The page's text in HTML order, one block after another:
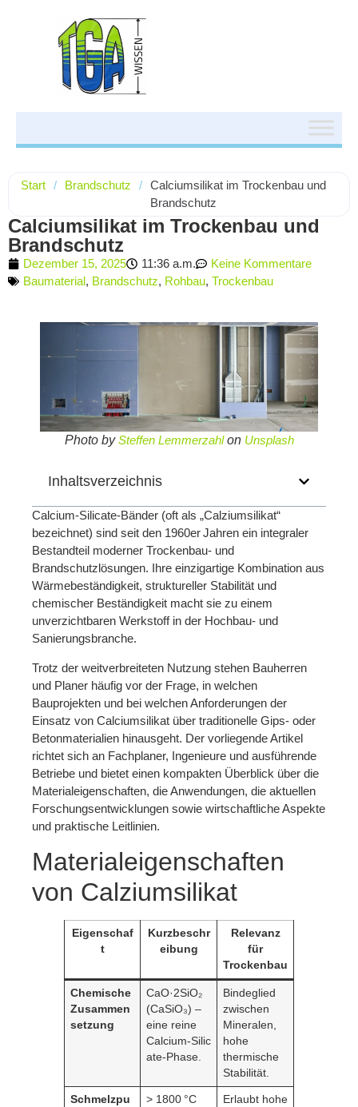
Start / Brandschutz / Calciumsilikat im Trockenbau und
Brandschutz
Calciumsilikat im Trockenbau und
Brandschutz
Dezember 15, 2025 11:36 a.m.
Keine Kommentare
Baumaterial, Brandschutz, Rohbau, Trockenbau
Photo bySteffen Lemmerzahlon Unsplash
Inhaltsverzeichnis
Calcium‑Silicate‑Bänder (oft als „Calziumsilikat“
bezeichnet) sind seit den 1960er Jahren ein integraler
Bestandteil moderner Trockenbau‑ und
Brandschutzlösungen. Ihre einzigartige Kombination aus
Wärmebeständigkeit, struktureller Stabilität und
chemischer Beständigkeit macht sie zu einem
unverzichtbaren Werkstoff in der Hochbau‑ und
Sanierungsbranche.
Trotz der weitverbreiteten Nutzung stehen Bauherren
und Planer häufig vor der Frage, in welchen
Bauprojekten und bei welchen Anforderungen der
Einsatz von Calciumsilikat über traditionelle Gips- oder
Betonmaterialien hinausgeht. Der vorliegende Artikel
richtet sich an Fachplaner, Ingenieure und ausführende
Betriebe und bietet einen kompakten Überblick über die
Materialeigenschaften, die Anwendungen, die aktuellen
Forschungsentwicklungen sowie wirtschaftliche Aspekte
und praktische Leitlinien.
Materialeigenschaften
von Calziumsilikat
Eigenschaf
t
Kurzbeschr
eibung
Relevanz
für
Trockenbau
Chemische
Zusammen
setzung
CaO·2SiO₂
(CaSiO₃) –
eine reine
Calcium‑Silic
ate‑Phase.
Bindeglied
zwischen
Mineralen,
hohe
thermische
Stabilität.
Schmelzpu
> 1800 °C
Erlaubt hohe